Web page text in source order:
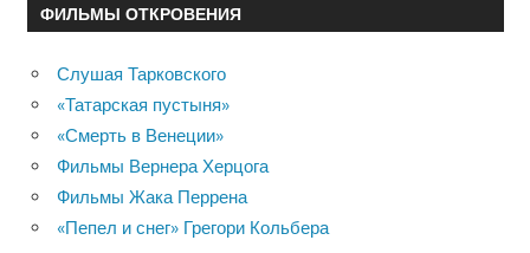
ФИЛЬМЫ ОТКРОВЕНИЯ
Слушая Тарковского
«Татарская пустыня»
«Смерть в Венеции»
Фильмы Вернера Херцога
Фильмы Жака Перрена
«Пепел и снег» Грегори Кольбера